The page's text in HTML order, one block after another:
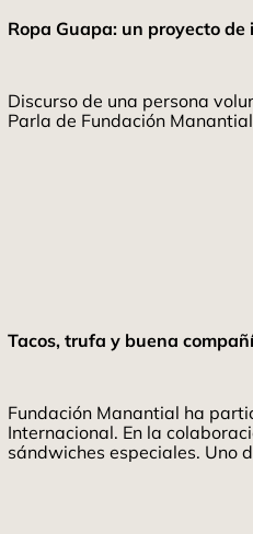
Ropa Guapa: un proyecto
Discurso de una persona
Parla de Fundación
Tacos, trufa y buena
Fundación Manantial ha
Internacional. En la
sándwiches especiales. Uno